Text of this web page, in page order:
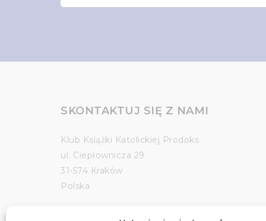
SKONTAKTUJ SIĘ Z NAMI
Klub Książki Katolickiej Prodoks
ul. Ciepłownicza 29
31-574 Kraków
Polska